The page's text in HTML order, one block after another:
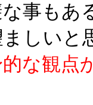
事もあ
しいと
な観点